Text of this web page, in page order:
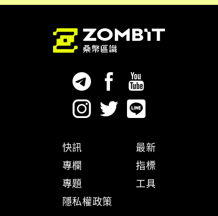
快訊
專欄
專題
隱私權政策
最新
指標
工具